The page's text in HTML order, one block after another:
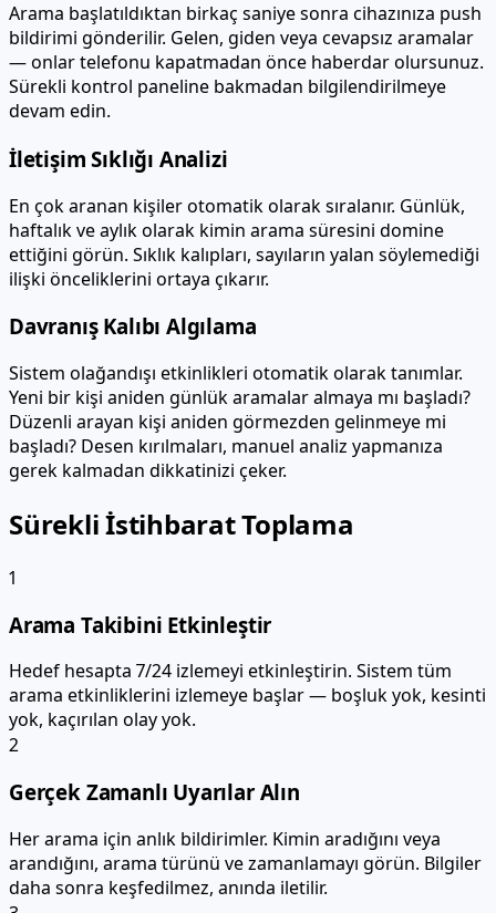
Arama başlatıldıktan birkaç saniye sonra cihazınıza push
bildirimi gönderilir. Gelen, giden veya cevapsız aramalar
— onlar telefonu kapatmadan önce haberdar olursunuz.
Sürekli kontrol paneline bakmadan bilgilendirilmeye
devam edin.
İletişim Sıklığı Analizi
En çok aranan kişiler otomatik olarak sıralanır. Günlük,
haftalık ve aylık olarak kimin arama süresini domine
ettiğini görün. Sıklık kalıpları, sayıların yalan söylemediği
ilişki önceliklerini ortaya çıkarır.
Davranış Kalıbı Algılama
Sistem olağandışı etkinlikleri otomatik olarak tanımlar.
Yeni bir kişi aniden günlük aramalar almaya mı başladı?
Düzenli arayan kişi aniden görmezden gelinmeye mi
başladı? Desen kırılmaları, manuel analiz yapmanıza
gerek kalmadan dikkatinizi çeker.
Sürekli İstihbarat Toplama
1
Arama Takibini Etkinleştir
Hedef hesapta 7/24 izlemeyi etkinleştirin. Sistem tüm
arama etkinliklerini izlemeye başlar — boşluk yok, kesinti
yok, kaçırılan olay yok.
2
Gerçek Zamanlı Uyarılar Alın
Her arama için anlık bildirimler. Kimin aradığını veya
arandığını, arama türünü ve zamanlamayı görün. Bilgiler
daha sonra keşfedilmez, anında iletilir.